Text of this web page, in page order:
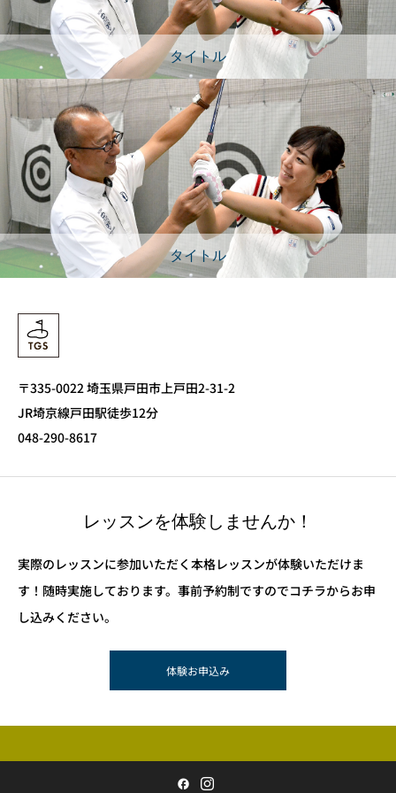
タイトル
タイトル
〒335-0022 埼玉県戸田市上戸田2-31-2
JR埼京線戸田駅徒歩12分
048-290-8617
レッスンを体験しませんか！
実際のレッスンに参加いただく本格レッスンが体験いただけま
す！随時実施しております。事前予約制ですのでコチラからお申
し込みください。
体験お申込み